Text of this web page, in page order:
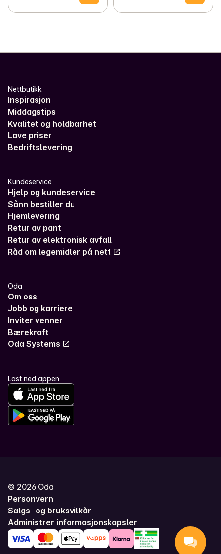
Nettbutikk
Inspirasjon
Middagstips
Kvalitet og holdbarhet
Lave priser
Bedriftslevering
Kundeservice
Hjelp og kundeservice
Sånn bestiller du
Hjemlevering
Retur av pant
Retur av elektronisk avfall
Råd om legemidler på nett
Oda
Om oss
Jobb og karriere
Inviter venner
Bærekraft
Oda Systems
Last ned appen
© 2026 Oda
Personvern
Salgs- og bruksvilkår
Administrer informasjonskapsler